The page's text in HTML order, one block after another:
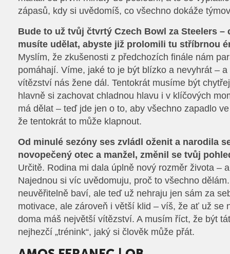
zápasů, kdy si uvědomíš, co všechno dokáže
Bude to už tvůj čtvrtý Czech Bowl za Steelers –
musíte udělat, abyste již prolomili tu stříbrnou
Myslím, že zkušenosti z předchozích finále nám
pomáhají. Víme, jaké to je být blízko a nevyhrát –
vítězství nás žene dál. Tentokrát musíme být
hlavně si zachovat chladnou hlavu i v klíčových
má dělat – teď jde jen o to, aby všechno zapadlo
že tentokrát to může klapnout.
Od minulé sezóny ses zvládl oženit a narodila
novopečený otec a manžel, změnil se tvůj
Určitě. Rodina mi dala úplně nový rozměr života –
Najednou si víc uvědomuju, proč to všechno
neuvěřitelně baví, ale teď už nehraju jen sám za
motivace, ale zároveň i větší klid – víš, že ať už se
doma máš největší vítězství. A musím říct, že být
nejhezčí „trénink“, jaký si člověk může přát.